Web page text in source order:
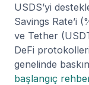
USDS’yi
Savings Rate’i
ve Tether
DeFi
genelinde
başlangıç